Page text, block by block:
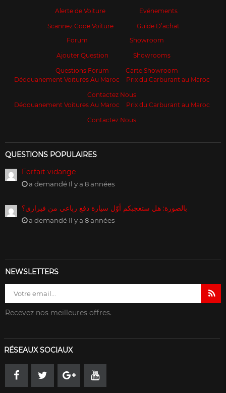
Alerte de Voiture
Scannez Code Voiture
Evénements
Guide D’achat
Forum
Ajouter Question
Questions Forum
Showroom
Showrooms
Carte Showroom
Dédouanement Voitures Au Maroc
Prix du Carburant au Maroc
Contactez Nous
Dédouanement Voitures Au Maroc
Prix du Carburant au Maroc
Contactez Nous
QUESTIONS POPULAIRES
Forfait vidange
a demandé Il y a 8 années
بالصورة: هل ستعجبكم أوّل سيارة دفع رباعي من فيراري؟
a demandé Il y a 8 années
NEWSLETTERS
Recevez nos meilleures offres.
RÉSEAUX SOCIAUX